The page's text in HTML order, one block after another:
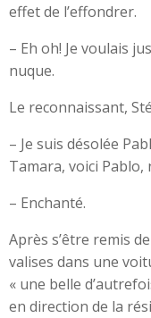
effet de l’effondrer.
– Eh oh! Je voulais
nuque.
Le reconnaissant,
– Je suis désolée
Tamara, voici
– Enchanté.
Après s’être remis
valises dans une
« une belle
en direction de la